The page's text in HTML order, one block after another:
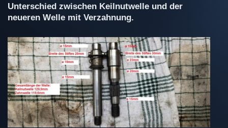
Unterschied zwischen Keilnutwelle und der
neueren Welle mit Verzahnung.